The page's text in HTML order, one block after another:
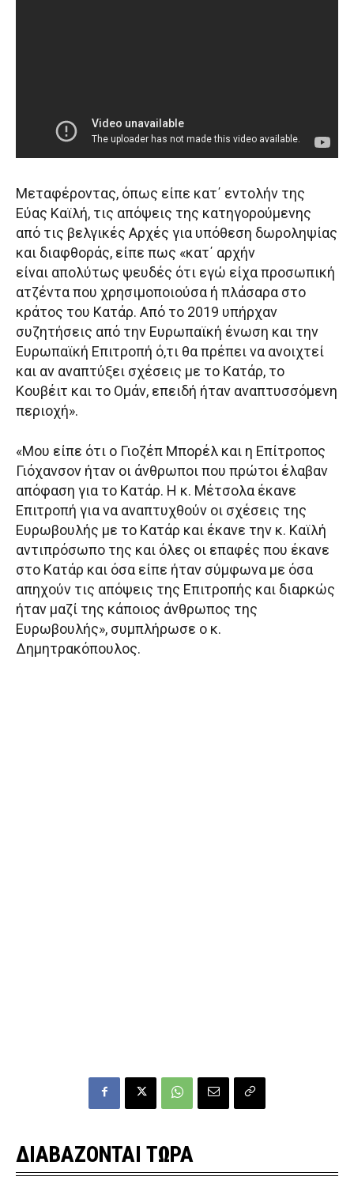
Μεταφέροντας, όπως είπε κατ΄ εντολήν της
Εύας Καϊλή, τις απόψεις της κατηγορούμενης
από τις βελγικές Αρχές για υπόθεση δωροληψίας
και διαφθοράς, είπε πως «κατ΄ αρχήν
είναι απολύτως ψευδές ότι εγώ είχα προσωπική
ατζέντα που χρησιμοποιούσα ή πλάσαρα στο
κράτος του Κατάρ. Από το 2019 υπήρχαν
συζητήσεις από την Ευρωπαϊκή ένωση και την
Ευρωπαϊκή Επιτροπή ό,τι θα πρέπει να ανοιχτεί
και αν αναπτύξει σχέσεις με το Κατάρ, το
Κουβέιτ και το Ομάν, επειδή ήταν αναπτυσσόμενη
περιοχή».
«Μου είπε ότι ο Γιοζέπ Μπορέλ και η Επίτροπος
Γιόχανσον ήταν οι άνθρωποι που πρώτοι έλαβαν
απόφαση για το Κατάρ. Η κ. Μέτσολα έκανε
Επιτροπή για να αναπτυχθούν οι σχέσεις της
Ευρωβουλής με το Κατάρ και έκανε την κ. Καϊλή
αντιπρόσωπο της και όλες οι επαφές που έκανε
στο Κατάρ και όσα είπε ήταν σύμφωνα με όσα
απηχούν τις απόψεις της Επιτροπής και διαρκώς
ήταν μαζί της κάποιος άνθρωπος της
Ευρωβουλής», συμπλήρωσε ο κ.
Δημητρακόπουλος.
ΔΙΑΒΑΖΟΝΤΑΙ ΤΩΡΑ